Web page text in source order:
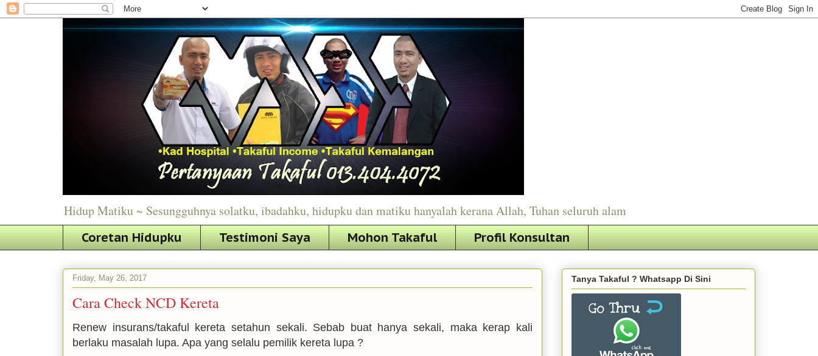
Hidup Matiku ~ Sesungguhnya solatku, ibadahku, hidupku dan matiku hanyalah kerana Allah, Tuhan seluruh alam
Coretan Hidupku Testimoni Saya Mohon Takaful Profil Konsultan
Friday, May 26, 2017
Cara Check NCD Kereta
Renew insurans/takaful kereta setahun sekali. Sebab buat hanya sekali, maka kerap kali
berlaku masalah lupa. Apa yang selalu pemilik kereta lupa ?
Tanya Takaful ? Whatsapp Di Sini